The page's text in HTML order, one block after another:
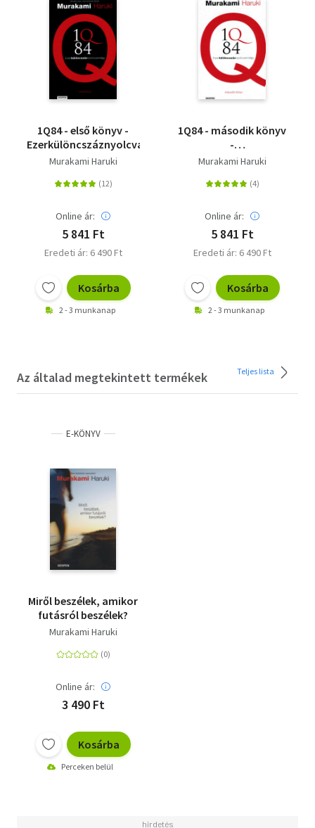
1Q84 - első könyv -
Ezerkülöncszáznyolcvannégy
Murakami Haruki
Online ár:
5 841 Ft
Eredeti ár: 6 490 Ft
Kosárba
2 - 3 munkanap
1Q84 - második könyv
-
Murakami Haruki
Online ár:
5 841 Ft
Eredeti ár: 6 490 Ft
Kosárba
2 - 3 munkanap
Az általad megtekintett termékek Teljes lista
E-KÖNYV
Miről beszélek, amikor
futásról beszélek?
Murakami Haruki
Online ár:
3 490 Ft
Kosárba
Perceken belül